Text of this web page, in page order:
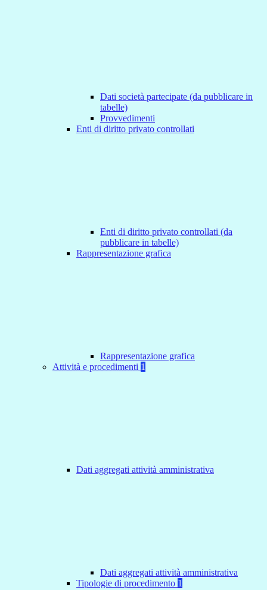
Dati società partecipate (da pubblicare in
tabelle)
Provvedimenti
Enti di diritto privato controllati
Enti di diritto privato controllati (da
pubblicare in tabelle)
Rappresentazione grafica
Rappresentazione grafica
Attività e procedimenti 1
Dati aggregati attività amministrativa
Dati aggregati attività amministrativa
Tipologie di procedimento 1